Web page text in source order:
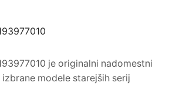
je originalni nadomestni
modele starejših serij